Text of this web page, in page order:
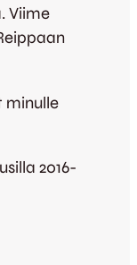
Viime
minulle
2016-